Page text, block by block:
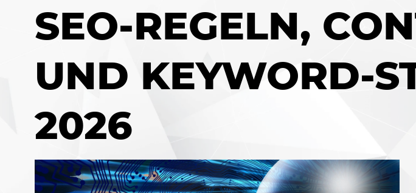
SEO-REGELN,
UND KEYWORD-
2026